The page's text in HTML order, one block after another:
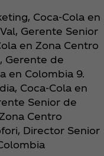
Coca‑Cola en
Gerente Senior
en Zona Centro
Gerente de
en Colombia 9.
Coca‑Cola en
Senior de
Centro
Director Senior